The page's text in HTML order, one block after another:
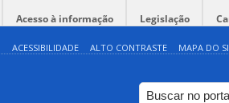
Acesso à informação Legislação
ACESSIBILIDADE ALTO CONTRASTE MAPA DO